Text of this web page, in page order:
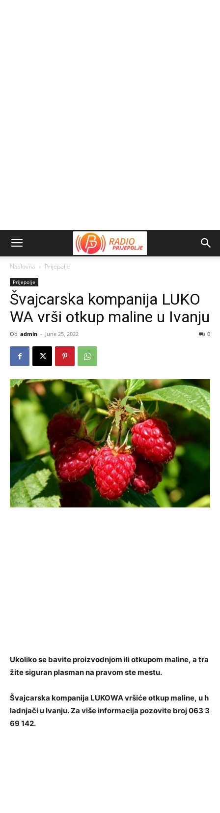
Naslovna Prijepolje
Prijepolje
Švajcarska kompanija LUKO
WA vrši otkup maline u Ivanju
Od admin - June 25, 2022 0
Ukoliko se bavite proizvodnjom ili otkupom maline, a tra
žite siguran plasman na pravom ste mestu.
Švajcarska kompanija LUKOWA vršiće otkup maline, u h
ladnjači u Ivanju. Za više informacija pozovite broj 063 3
69 142.